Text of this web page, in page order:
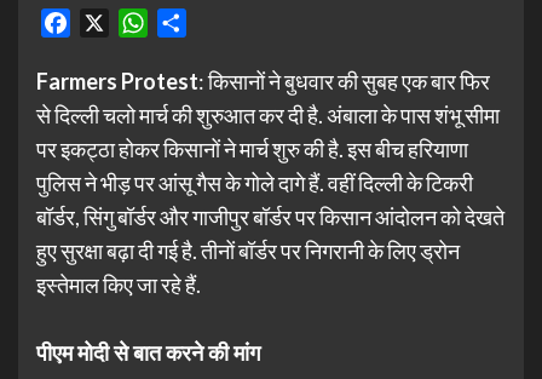
Facebook WhatsApp
Farmers Protest: किसानों ने बुधवार की सुबह एक बार फिर
से दिल्ली चलो मार्च की शुरुआत कर दी है. अंबाला के पास शंभू सीमा
पर इकट्ठा होकर किसानों ने मार्च शुरु की है. इस बीच हरियाणा
पुलिस ने भीड़ पर आंसू गैस के गोले दागे हैं. वहीं दिल्ली के टिकरी
बॉर्डर, सिंगु बॉर्डर और गाजीपुर बॉर्डर पर किसान आंदोलन को देखते
हुए सुरक्षा बढ़ा दी गई है. तीनों बॉर्डर पर निगरानी के लिए ड्रोन
इस्तेमाल किए जा रहे हैं.
पीएम मोदी से बात करने की मांग